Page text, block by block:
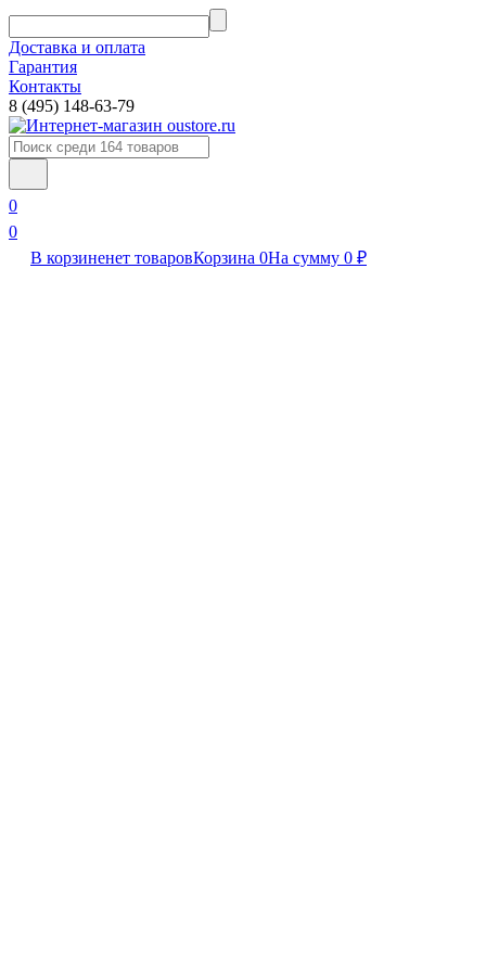
Доставка и оплата
Гарантия
Контакты​
8 (495) 148-63-79
0
0
В корзиненет товаровКорзина 0На сумму 0 ₽